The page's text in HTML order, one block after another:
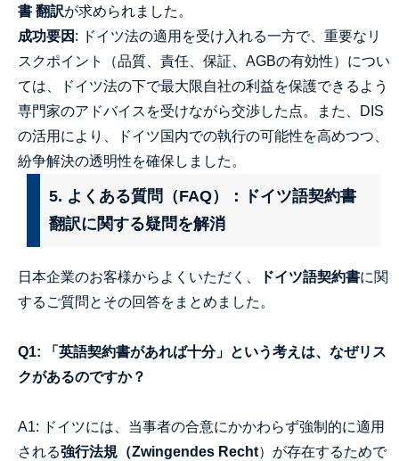
書 翻訳が求められました。
成功要因 : ドイツ法の適用を受け入れる一方で、重要なリ
スクポイント（品質、責任、保証、AGBの有効性）につい
ては、ドイツ法の下で最大限自社の利益を保護できるよう
専門家のアドバイスを受けながら交渉した点。また、DIS
の活用により、ドイツ国内での執行の可能性を高めつつ、
紛争解決の透明性を確保しました。
5. よくある質問（FAQ）：ドイツ語契約書
翻訳に関する疑問を解消
日本企業のお客様からよくいただく、 ドイツ語契約書に関
するご質問とその回答をまとめました。
Q1: 「英語契約書があれば十分」という考えは、なぜリス
クがあるのですか？
A1: ドイツには、当事者の合意にかかわらず強制的に適用
される強行法規（Zwingendes Recht）が存在するためで